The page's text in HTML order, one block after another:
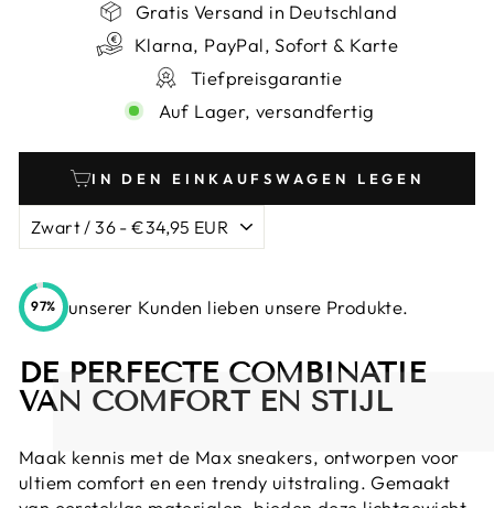
Gratis Versand in Deutschland
Klarna, PayPal, Sofort & Karte
Tiefpreisgarantie
Auf Lager, versandfertig
IN DEN EINKAUFSWAGEN LEGEN
97% unserer Kunden lieben unsere Produkte.
DE PERFECTE COMBINATIE
VAN COMFORT EN STIJL
Maak kennis met de Max sneakers, ontworpen voor
ultiem comfort en een trendy uitstraling. Gemaakt